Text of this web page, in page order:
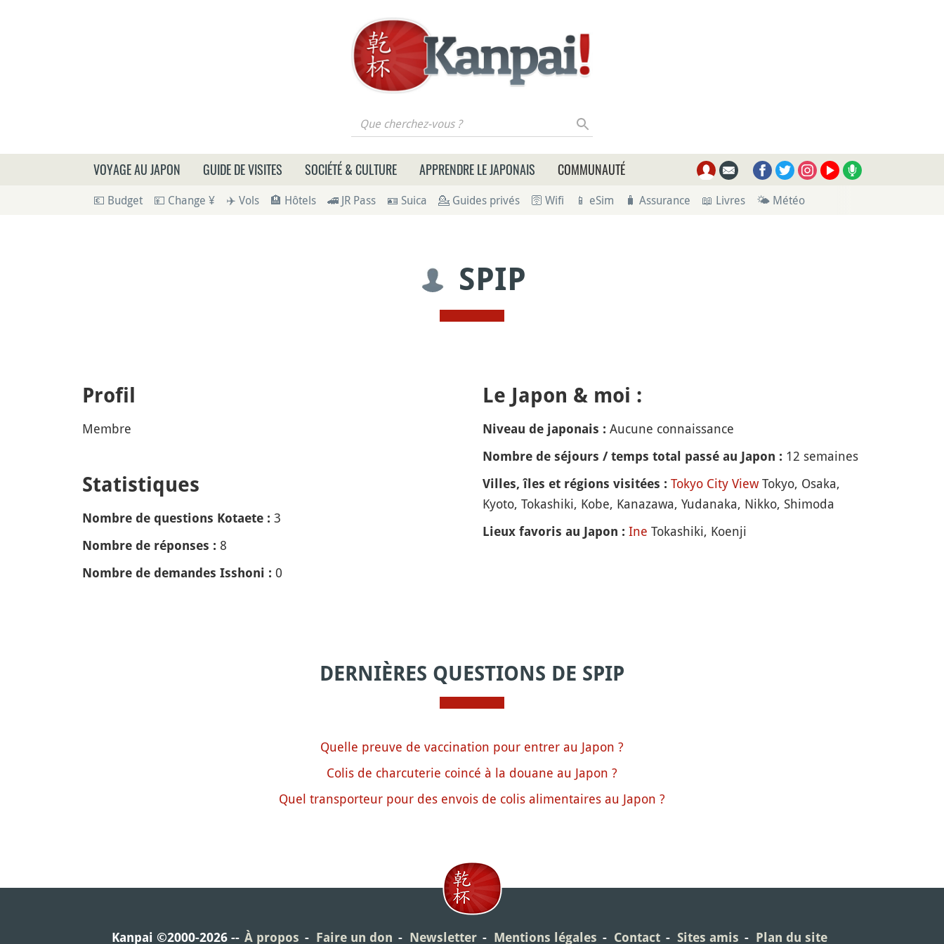
Que cherchez-vous ?
VOYAGE AU JAPON GUIDE DE VISITES SOCIÉTÉ & CULTURE APPRENDRE LE JAPONAIS COMMUNAUTÉ
💶 Budget 💴 Change ¥ ✈️ Vols 🏨 Hôtels 🚄 JR Pass 🪪 Suica 💁 Guides privés 🛜 Wifi 📱 eSim 🧳 Assurance 📖 Livres 🌤 Météo
SPIP
Profil
Membre
Statistiques
Nombre de questions Kotaete : 3
Nombre de réponses : 8
Nombre de demandes Isshoni : 0
Le Japon & moi :
Niveau de japonais : Aucune connaissance
Nombre de séjours / temps total passé au Japon : 12 semaines
Villes, îles et régions visitées : Tokyo City View Tokyo, Osaka,
Kyoto, Tokashiki, Kobe, Kanazawa, Yudanaka, Nikko, Shimoda
Lieux favoris au Japon : Ine Tokashiki, Koenji
DERNIÈRES QUESTIONS DE SPIP
Quelle preuve de vaccination pour entrer au Japon ?
Colis de charcuterie coincé à la douane au Japon ?
Quel transporteur pour des envois de colis alimentaires au Japon ?
Kanpai ©2000-2026 À propos Faire un don Newsletter Mentions légales Contact Sites amis Plan du site